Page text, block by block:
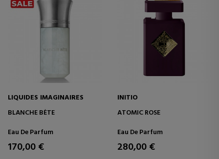
LIQUIDES IMAGINAIRES
BLANCHE BÈTE
Eau De Parfum
170,00 €
INITIO
ATOMIC ROSE
Eau De Parfum
280,00 €